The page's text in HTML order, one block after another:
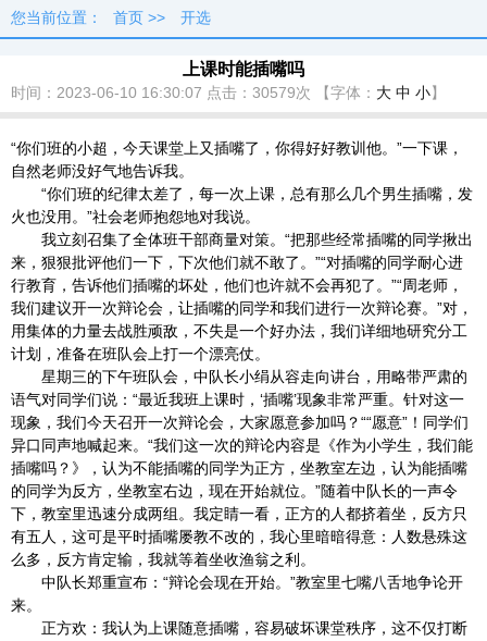
您当前位置： 首页 >> 开选
上课时能插嘴吗
时间：2023-06-10 16:30:07 点击： 30579次 【字体： 大 中 小】
“你们班的小超，今天课堂上又插嘴了，你得好好教训他。”一下课，
自然老师没好气地告诉我。
“你们班的纪律太差了，每一次上课，总有那么几个男生插嘴，发
火也没用。”社会老师抱怨地对我说。
我立刻召集了全体班干部商量对策。“把那些经常插嘴的同学揪出
来，狠狠批评他们一下，下次他们就不敢了。”“对插嘴的同学耐心进
行教育，告诉他们插嘴的坏处，他们也许就不会再犯了。”“周老师，
我们建议开一次辩论会，让插嘴的同学和我们进行一次辩论赛。”对，
用集体的力量去战胜顽敌，不失是一个好办法，我们详细地研究分工
计划，准备在班队会上打一个漂亮仗。
星期三的下午班队会，中队长小绢从容走向讲台，用略带严肃的
语气对同学们说：“最近我班上课时，‘插嘴’现象非常严重。针对这一
现象，我们今天召开一次辩论会，大家愿意参加吗？““愿意”！同学们
异口同声地喊起来。“我们这一次的辩论内容是《作为小学生，我们能
插嘴吗？》，认为不能插嘴的同学为正方，坐教室左边，认为能插嘴
的同学为反方，坐教室右边，现在开始就位。”随着中队长的一声令
下，教室里迅速分成两组。我定睛一看，正方的人都挤着坐，反方只
有五人，这可是平时插嘴屡教不改的，我心里暗暗得意：人数悬殊这
么多，反方肯定输，我就等着坐收渔翁之利。
中队长郑重宣布：“辩论会现在开始。”教室里七嘴八舌地争论开
来。
正方欢：我认为上课随意插嘴，容易破坏课堂秩序，这不仅打断